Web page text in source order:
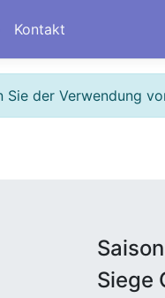
Kontakt
der Verwendung
Siege